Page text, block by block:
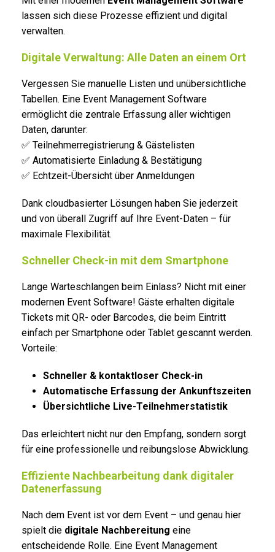
lassen sich diese Prozesse effizient und digital
verwalten.
Digitale Verwaltung: Alle Daten an einem Ort
Vergessen Sie manuelle Listen und unübersichtliche
Tabellen. Eine Event Management Software
ermöglicht die zentrale Erfassung aller wichtigen
Daten, darunter:
✅ Teilnehmerregistrierung & Gästelisten
✅ Automatisierte Einladung & Bestätigung
✅ Echtzeit-Übersicht über Anmeldungen
Dank cloudbasierter Lösungen haben Sie jederzeit
und von überall Zugriff auf Ihre Event-Daten – für
maximale Flexibilität.
Schneller Check-in mit dem Smartphone
Lange Warteschlangen beim Einlass? Nicht mit einer
modernen Event Software! Gäste erhalten digitale
Tickets mit QR- oder Barcodes, die beim Eintritt
einfach per Smartphone oder Tablet gescannt werden.
Vorteile:
Schneller & kontaktloser Check-in
Automatische Erfassung der Ankunftszeiten
Übersichtliche Live-Teilnehmerstatistik
Das erleichtert nicht nur den Empfang, sondern sorgt
für eine professionelle und reibungslose Abwicklung.
Effiziente Nachbearbeitung dank digitaler
Datenerfassung
Nach dem Event ist vor dem Event – und genau hier
spielt die digitale Nachbereitung eine
entscheidende Rolle. Eine Event Management